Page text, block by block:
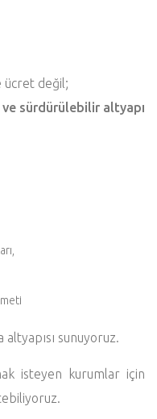
ücret değil;
sürdürülebilir altyapı
sunuyoruz.
isteyen kurumlar için